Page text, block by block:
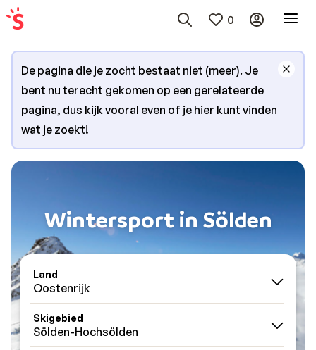
0
De pagina die je zocht bestaat niet (meer). Je
bent nu terecht gekomen op een gerelateerde
pagina, dus kijk vooral even of je hier kunt vinden
wat je zoekt!
Wintersport in Sölden
Land
Oostenrijk
Skigebied
Sölden-Hochsölden